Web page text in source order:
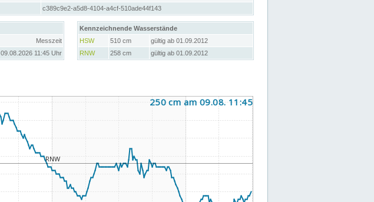
c389c9e2-a5d8-4104-a4cf-510ade44f143
Messzeit
09.08.2026 11:45 Uhr
Kennzeichnende Wasserstände
HSW
510 cm
gültig ab 01.09.2012
RNW
258 cm gültig ab 01.09.2012